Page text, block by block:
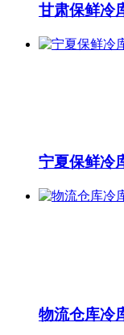
甘肃保鲜冷
宁夏保鲜冷
物流仓库冷